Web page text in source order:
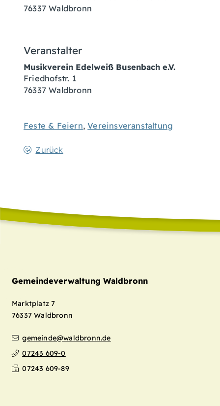
76337 Waldbronn
Veranstalter
Musikverein Edelweiß Busenbach e.V.
Friedhofstr. 1
76337 Waldbronn
Feste & Feiern,Vereinsveranstaltung
Zurück
Gemeindeverwaltung Waldbronn
Marktplatz 7
76337 Waldbronn
gemeinde@waldbronn.de
07243 609-0
07243 609-89